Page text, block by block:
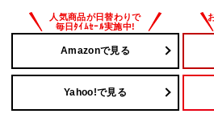
Amazonで見る
Yahoo!で見る